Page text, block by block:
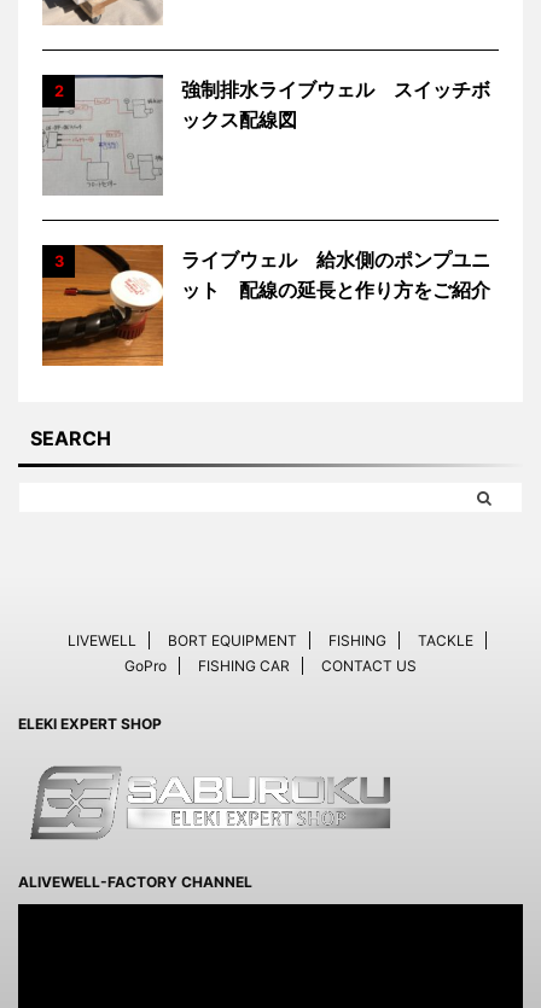
2
強制排水ライブウェル スイッチボ
ックス配線図
3
ライブウェル 給水側のポンプユニ
ット 配線の延長と作り方をご紹介
SEARCH
LIVEWELL BORT EQUIPMENT FISHING
TACKLE
GoPro
FISHING CAR CONTACT US
ELEKI EXPERT SHOP
ALIVEWELL-FACTORY CHANNEL